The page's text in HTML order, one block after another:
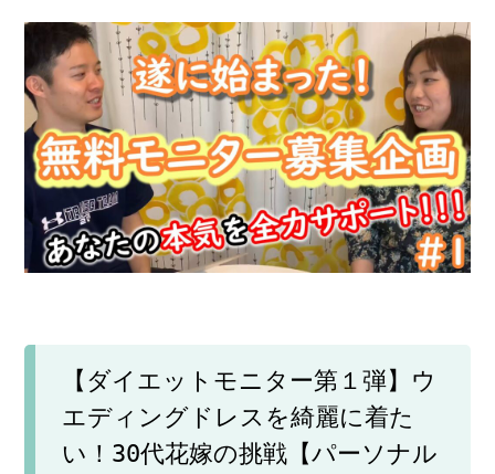
【ダイエットモニター第１弾】ウ
エディングドレスを綺麗に着た
い！30代花嫁の挑戦【パーソナル